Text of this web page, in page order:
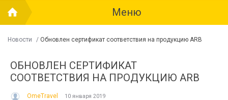
Меню
Новости / Обновлен сертификат соответствия на продукцию ARB
СТУЛЬЯ ARB СТАЛИ ЕЩЁ
новинку в линейке товаров
туризма и отдыха ARB - ARB
Armrests (Неопреновые
НОВАЯ ЛИНЕЙКА ЛЕГЕНДАРНЫХ
Компания ARB рада представить два
новых дополнения в нашу линейку
популярных сумок для туризма. Это
ОБНОВЛЕН СЕРТИФИКАТ
СООТВЕТСТВИЯ НА ПРОДУКЦИЮ ARB
OmeTravel 10 января 2019